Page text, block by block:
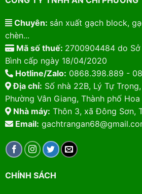
Chuyên: sản xuất gạch block,
chèn...
Mã số thuế: 2700904484 do Sở
Bình cấp ngày 18/04/2020
Hotline/Zalo: 0868.398.889 -
Địa chỉ: Số nhà 22B, Lý Tự
Phường Vân Giang, Thành phố
Nhà máy: Thôn 3, xã Đông Sơn,
Email:
CHÍNH SÁCH